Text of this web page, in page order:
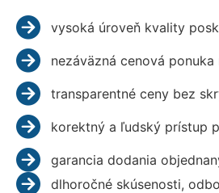
vysoká úroveň kvality
nezáväzná cenová ponuka
transparentné ceny bez
korektný a ľudský prístup
garancia dodania
dlhoročné skúsenosti,